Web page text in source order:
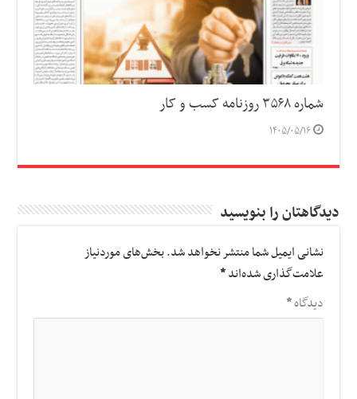
شماره ۳۵۶۸ روزنامه کسب و کار
۱۴۰۵/۰۵/۱۶
دیدگاهتان را بنویسید
نشانی ایمیل شما منتشر نخواهد شد.بخش‌های موردنیاز
علامت‌گذاری شده‌اند*
دیدگاه*